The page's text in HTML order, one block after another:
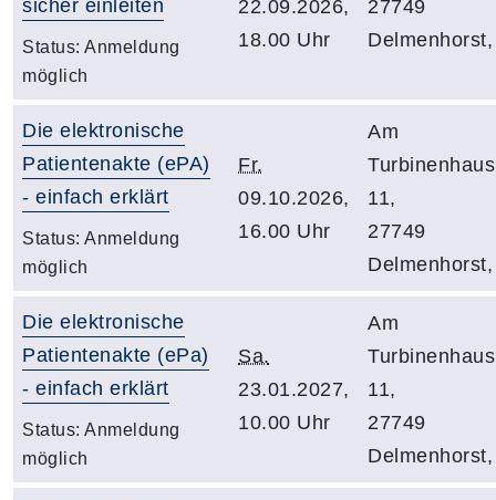
sicher einleiten
Status: Anmeldung
möglich
22.09.2026,
18.00 Uhr
27749
Delmenhorst,
Die elektronische
Patientenakte (ePA)
- einfach erklärt
Status: Anmeldung
möglich
Fr.
09.10.2026,
16.00 Uhr
Am
Turbinenhaus
11,
27749
Delmenhorst,
Die elektronische
Patientenakte (ePa)
- einfach erklärt
Status: Anmeldung
möglich
Sa.
23.01.2027,
10.00 Uhr
Am
Turbinenhaus
11,
27749
Delmenhorst,